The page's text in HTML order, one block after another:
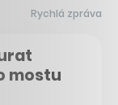
Rychlá zpráva
mostu